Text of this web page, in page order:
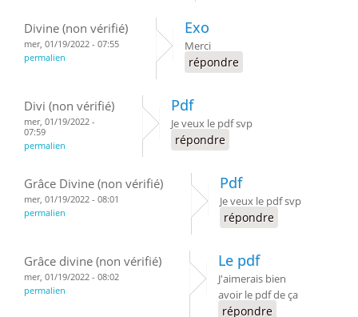
Divine (non vérifié)
mer, 01/19/2022 - 07:55
permalien
Exo
Merci
répondre
Divi (non vérifié)
mer, 01/19/2022 -
07:59
permalien
Pdf
Je veux le pdf svp
répondre
Grâce Divine (non vérifié)
mer, 01/19/2022 - 08:01
permalien
Pdf
Je veux le pdf svp
répondre
Grâce divine (non vérifié)
mer, 01/19/2022 - 08:02
permalien
Le pdf
J'aimerais bien
avoir le pdf de ça
répondre